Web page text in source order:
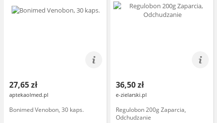
27,65 zł
aptekaolmed.pl
Bonimed Venobon, 30 kaps.
36,50 zł
e-zielarski.pl
Regulobon 200g Zaparcia,
Odchudzanie